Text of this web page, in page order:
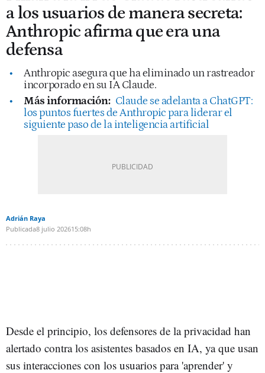
a los usuarios de manera secreta:
Anthropic afirma que era una
defensa
Anthropic asegura que ha eliminado un rastreador
incorporado en su IA Claude.
Más información: Claude se adelanta a ChatGPT:
los puntos fuertes de Anthropic para liderar el
siguiente paso de la inteligencia artificial
Adrián Raya
Publicada8 julio 202615:08h
Desde el principio, los defensores de la privacidad han
alertado contra los asistentes basados en IA, ya que usan
sus interacciones con los usuarios para 'aprender' y